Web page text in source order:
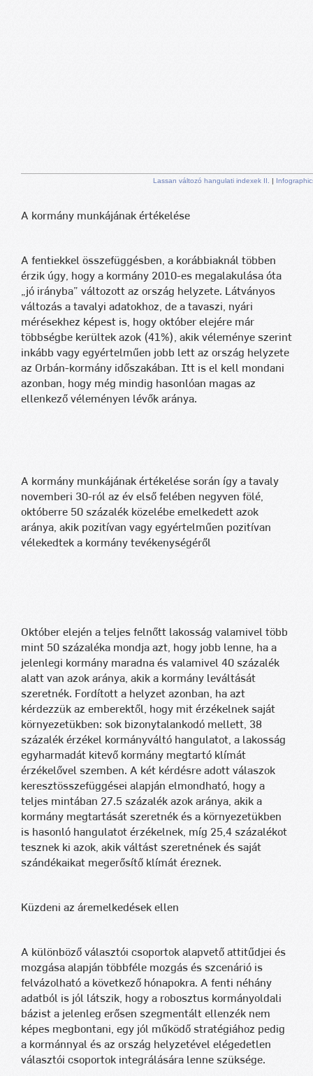
Lassan változó hangulati indexek II. |
A kormány munkájának értékelése
A fentiekkel összefüggésben, a korábbiaknál többen
érzik úgy, hogy a kormány 2010-es megalakulása óta
„jó irányba” változott az ország helyzete. Látványos
változás a tavalyi adatokhoz, de a tavaszi, nyári
mérésekhez képest is, hogy október elejére már
többségbe kerültek azok (41%), akik véleménye szerint
inkább vagy egyértelműen jobb lett az ország helyzete
az Orbán-kormány időszakában. Itt is el kell mondani
azonban, hogy még mindig hasonlóan magas az
ellenkező véleményen lévők aránya.
A kormány munkájának értékelése során így a tavaly
novemberi 30-ról az év első felében negyven fölé,
októberre 50 százalék közelébe emelkedett azok
aránya, akik pozitívan vagy egyértelműen pozitívan
vélekedtek a kormány tevékenységéről
Október elején a teljes felnőtt lakosság valamivel több
mint 50 százaléka mondja azt, hogy jobb lenne, ha a
jelenlegi kormány maradna és valamivel 40 százalék
alatt van azok aránya, akik a kormány leváltását
szeretnék. Fordított a helyzet azonban, ha azt
kérdezzük az emberektől, hogy mit érzékelnek saját
környezetükben: sok bizonytalankodó mellett, 38
százalék érzékel kormányváltó hangulatot, a lakosság
egyharmadát kitevő kormány megtartó klímát
érzékelővel szemben. A két kérdésre adott válaszok
keresztösszefüggései alapján elmondható, hogy a
teljes mintában 27.5 százalék azok aránya, akik a
kormány megtartását szeretnék és a környezetükben
is hasonló hangulatot érzékelnek, míg 25,4 százalékot
tesznek ki azok, akik váltást szeretnének és saját
szándékaikat megerősítő klímát éreznek.
Küzdeni az áremelkedések ellen
A különböző választói csoportok alapvető attitűdjei és
mozgása alapján többféle mozgás és szcenárió is
felvázolható a következő hónapokra. A fenti néhány
adatból is jól látszik, hogy a robosztus kormányoldali
bázist a jelenleg erősen szegmentált ellenzék nem
képes megbontani, egy jól működő stratégiához pedig
a kormánnyal és az ország helyzetével elégedetlen
választói csoportok integrálására lenne szüksége.